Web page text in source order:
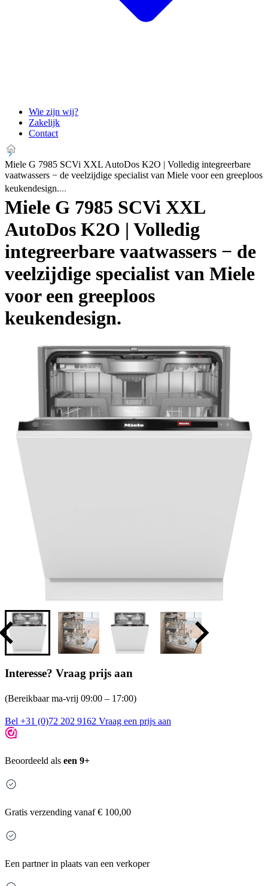
Wie zijn wij?
Zakelijk
Contact
Miele G 7985 SCVi XXL AutoDos K2O | Volledig integreerbare
vaatwassers − de veelzijdige specialist van Miele voor een greeploos
keukendesign.
Miele G 7985 SCVi XXL
AutoDos K2O | Volledig
integreerbare vaatwassers − de
veelzijdige specialist van Miele
voor een greeploos
keukendesign.
Interesse? Vraag prijs aan
(Bereikbaar ma-vrij 09:00 – 17:00)
Bel +31 (0)72 202 9162 Vraag een prijs aan
Beoordeeld als een 9+
Gratis verzending vanaf € 100,00
Een partner in plaats van een verkoper